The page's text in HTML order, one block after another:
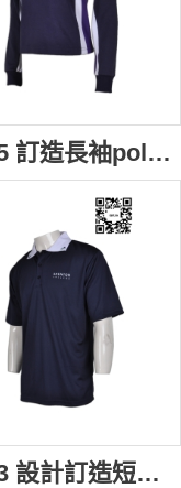
SU175 訂造長袖polo恤繡花校服款式polo恤 拼接撞色polo恤 校服polo恤公司
SU173 設計訂造短袖polo恤 領位Logo印製polo恤 短袖校服運動polo恤 短袖polo恤公司